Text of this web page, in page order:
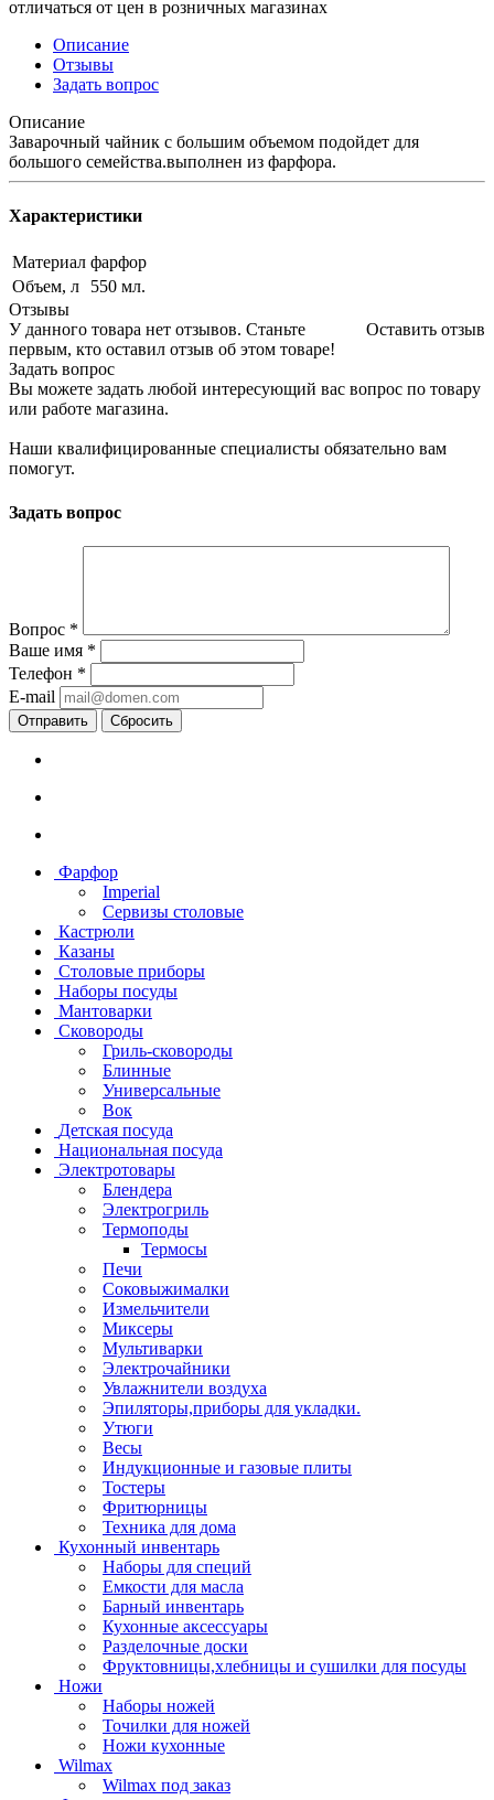
отличаться от цен в розничных магазинах
Описание
Отзывы
Задать вопрос
Описание
Заварочный чайник с большим объемом подойдет для
большого семейства.выполнен из фарфора.
Характеристики
Материал фарфор
Объем, л
550 мл.
Отзывы
Оставить отзыв
У данного товара нет отзывов. Станьте
первым, кто оставил отзыв об этом товаре!
Задать вопрос
Вы можете задать любой интересующий вас вопрос по товару
или работе магазина.
Наши квалифицированные специалисты обязательно вам
помогут.
Задать вопрос
Вопрос *
Ваше имя *
Телефон *
E-mail
Сбросить
Фарфор
Imperial
Сервизы столовые
Кастрюли
Казаны
Столовые приборы
Наборы посуды
Мантоварки
Сковороды
Гриль-сковороды
Блинные
Универсальные
Вок
Детская посуда
Национальная посуда
Электротовары
Блендера
Электрогриль
Термоподы
Термосы
Печи
Соковыжималки
Измельчители
Миксеры
Мультиварки
Электрочайники
Увлажнители воздуха
Эпиляторы,приборы для укладки.
Утюги
Весы
Индукционные и газовые плиты
Тостеры
Фритюрницы
Техника для дома
Кухонный инвентарь
Наборы для специй
Емкости для масла
Барный инвентарь
Кухонные аксессуары
Разделочные доски
Фруктовницы,хлебницы и сушилки для посуды
Ножи
Наборы ножей
Точилки для ножей
Ножи кухонные
Wilmax
Wilmax под заказ